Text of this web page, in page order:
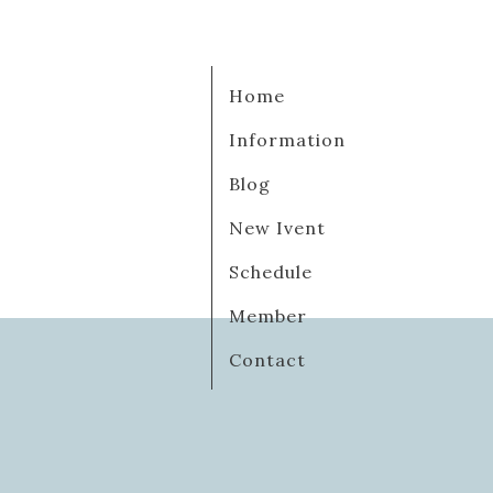
Home
Information
Blog
New Ivent
Schedule
Member
Contact